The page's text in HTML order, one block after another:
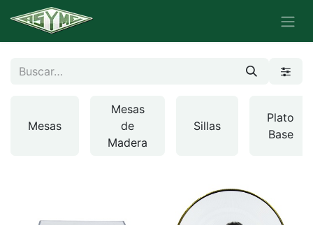
Mesas
Mesas
de
Madera
Sillas
Plato
Base